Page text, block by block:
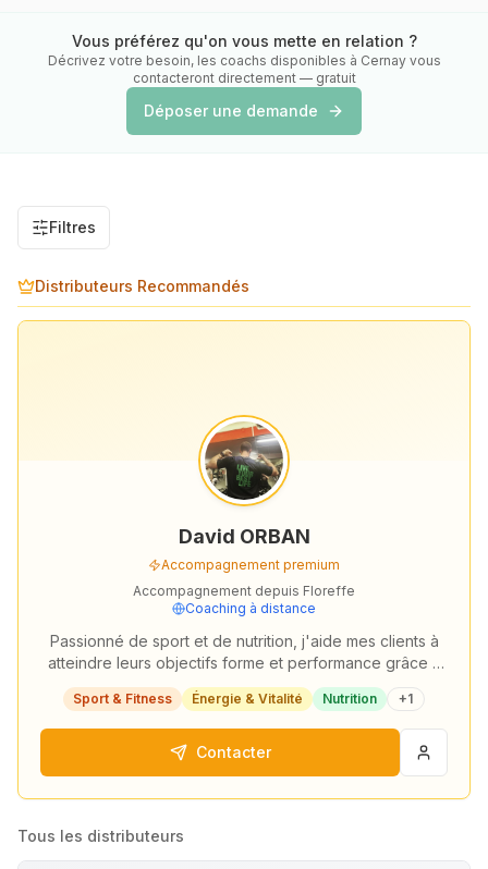
Vous préférez qu'on vous mette en relation ?
Décrivez votre besoin, les coachs disponibles à Cernayvous
contacteront directement — gratuit
Déposer une demande
Filtres
Distributeurs Recommandés
David ORBAN
Accompagnement premium
Accompagnement depuis Floreffe
Coaching à distance
Passionné de sport et de nutrition, j'aide mes clients à
atteindre leurs objectifs forme et performance grâce à
un accompagnement sur mesure avec…
Sport & Fitness Énergie & Vitalité Nutrition +1
Contacter
Tous les distributeurs